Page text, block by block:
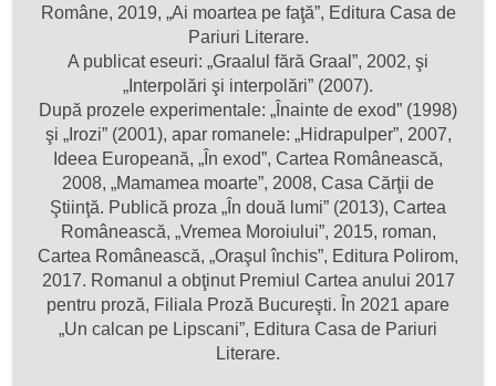
Române, 2019, „Ai moartea pe faţă”, Editura Casa de
Pariuri Literare.
A publicat eseuri: „Graalul fără Graal”, 2002, şi
„Interpolări şi interpolări” (2007).
După prozele experimentale: „Înainte de exod” (1998)
şi „Irozi” (2001), apar romanele: „Hidrapulper”, 2007,
Ideea Europeană, „În exod”, Cartea Românească,
2008, „Mamamea moarte”, 2008, Casa Cărţii de
Ştiinţă. Publică proza „În două lumi” (2013), Cartea
Românească, „Vremea Moroiului”, 2015, roman,
Cartea Românească, „Oraşul închis”, Editura Polirom,
2017. Romanul a obţinut Premiul Cartea anului 2017
pentru proză, Filiala Proză Bucureşti. În 2021 apare
„Un calcan pe Lipscani”, Editura Casa de Pariuri
Literare.